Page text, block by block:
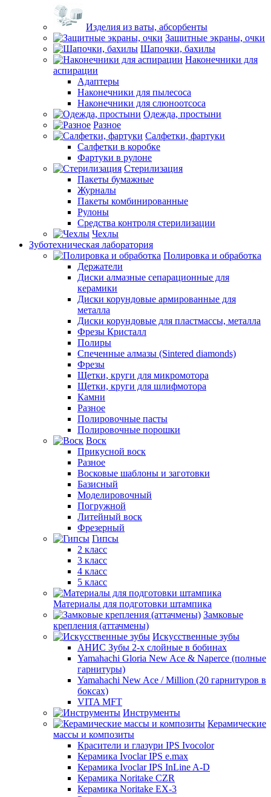
Изделия из ваты, абсорбенты
Защитные экраны, очки
Шапочки, бахилы
Наконечники для
аспирации
Адаптеры
Наконечники для пылесоса
Наконечники для слюноотсоса
Одежда, простыни
Разное
Салфетки, фартуки
Салфетки в коробке
Фартуки в рулоне
Стерилизация
Пакеты бумажные
Журналы
Пакеты комбинированные
Рулоны
Средства контроля стерилизации
Чехлы
Зуботехническая лаборатория
Полировка и обработка
Держатели
Диски алмазные сепарационные для
керамики
Диски корундовые армированные для
металла
Диски корундовые для пластмассы, металла
Фрезы Кристалл
Полиры
Спеченные алмазы (Sintered diamonds)
Фрезы
Щетки, круги для микромотора
Щетки, круги для шлифмотора
Камни
Разное
Полировочные пасты
Полировочные порошки
Воск
Прикусной воск
Разное
Восковые шаблоны и заготовки
Базисный
Моделировочный
Погружной
Литейный воск
Фрезерный
Гипсы
2 класс
3 класс
4 класс
5 класс
Материалы для подготовки штампика
Замковые
крепления (аттачмены)
Искусственные зубы
АНИС Зубы 2-х слойные в бобинах
Yamahachi Gloria New Ace & Naperce (полные
гарнитуры)
Yamahachi New Ace / Million (20 гарнитуров в
боксах)
VITA MFT
Инструменты
Керамические
массы и композиты
Красители и глазури IPS Ivocolor
Керамика Ivoclar IPS e.max
Керамика Ivoclar IPS InLine A-D
Керамика Noritake CZR
Керамика Noritake EX-3